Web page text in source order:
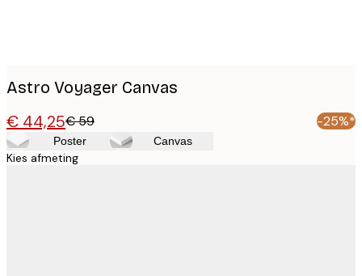
Astro Voyager Canvas
€ 44,25€ 59 -25%*
Poster Canvas
Kies afmeting